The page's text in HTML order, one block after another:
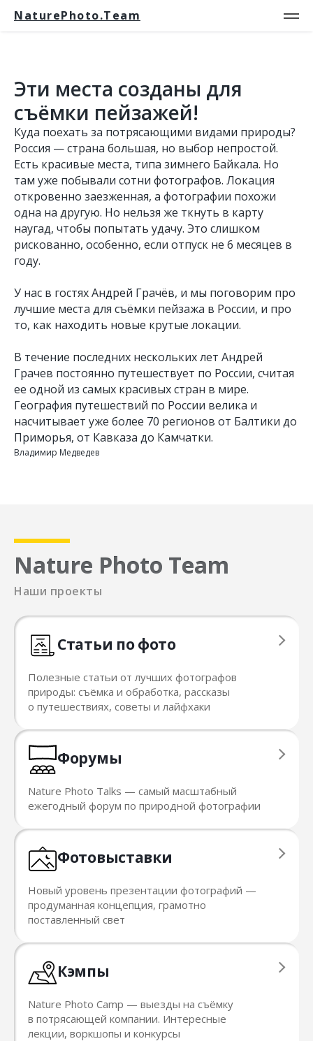
NaturePhoto.Team
Эти места созданы для
съёмки пейзажей!
Куда поехать за потрясающими видами природы?
Россия — страна большая, но выбор непростой.
Есть красивые места, типа зимнего Байкала. Но
там уже побывали сотни фотографов. Локация
откровенно заезженная, а фотографии похожи
одна на другую. Но нельзя же ткнуть в карту
наугад, чтобы попытать удачу. Это слишком
рискованно, особенно, если отпуск не 6 месяцев в
году.
У нас в гостях Андрей Грачёв, и мы поговорим про
лучшие места для съёмки пейзажа в России, и про
то, как находить новые крутые локации.
В течение последних нескольких лет Андрей
Грачев постоянно путешествует по России, считая
ее одной из самых красивых стран в мире.
География путешествий по России велика и
насчитывает уже более 70 регионов от Балтики до
Приморья, от Кавказа до Камчатки.
Владимир Медведев
Nature Photo Team
Наши проекты
Статьи по фото
Полезные статьи от лучших фотографов
природы: съёмка и обработка, рассказы
о путешествиях, советы и лайфхаки
Форумы
Nature Photo Talks — cамый масштабный
ежегодный форум по природной фотографии
Фотовыставки
Новый уровень презентации фотографий —
продуманная концепция, грамотно
поставленный свет
Кэмпы
Nature Photo Camp — выезды на съёмку
в потрясающей компании. Интересные
лекции, воркшопы и конкурсы